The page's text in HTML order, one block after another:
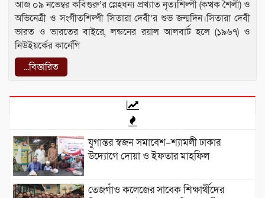
আজ ০৯ নভেম্বর কবিগুরু’র স্নেহধন্য প্রখ্যাত নৃত্যশিল্পী (কত্থক শৈলী) ও
অভিনেত্রী ও সংগীতশিল্পী সিতারা দেবী’র শুভ জন্মদিন।সিতারা দেবী
ভারত ও ভারতের বাইরে, লন্ডনের রয়াল আলবার্ট হলে (১৯৬৭) ও
নিউইয়র্কের কার্নেগি
...বিস্তারিত
যুগান্তর স্বজন সমাবেশ–শ্যামলী ঢাকার
উদ্যোগে দোয়া ও ইফতার মাহফিল
তেজগাঁও কলেজের সাবেক শিক্ষার্থীদের